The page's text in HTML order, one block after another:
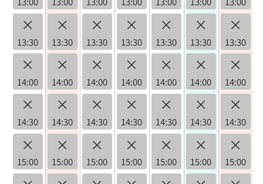
×
13:30
×
14:00
×
14:30
×
15:00
×
13:30
×
14:00
×
14:30
×
15:00
×
13:30
×
14:00
×
14:30
×
15:00
×
13:30
×
14:00
×
14:30
×
15:00
×
13:30
×
14:00
×
14:30
×
15:00
×
13:30
×
14:00
×
14:30
×
15:00
×
13:30
×
14:00
×
14:30
×
15:00